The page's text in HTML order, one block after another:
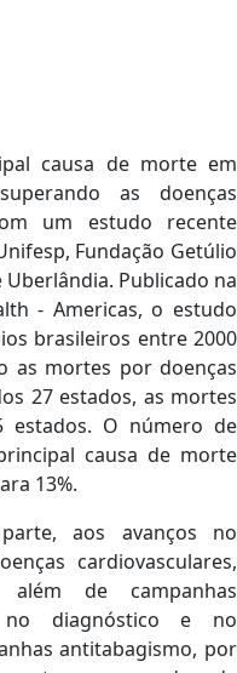
causa de morte em
as doenças
um estudo recente
Fundação Getúlio
Publicado na
- Americas, o estudo
brasileiros entre 2000
as mortes por doenças
27 estados, as mortes
estados. O número de
causa de morte
13%.
aos avanços no
cardiovasculares,
de campanhas
no diagnóstico e no
antitabagismo, por